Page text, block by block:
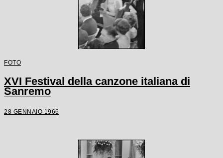
FOTO
XVI Festival della canzone italiana di
Sanremo
28 GENNAIO 1966